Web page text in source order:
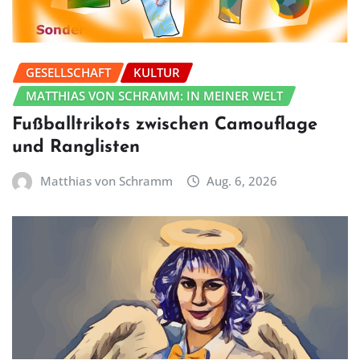
GESELLSCHAFT
KULTUR
MATTHIAS VON SCHRAMM: IN MEINER WELT
Fußballtrikots zwischen Camouflage
und Ranglisten
Matthias von Schramm Aug. 6, 2026